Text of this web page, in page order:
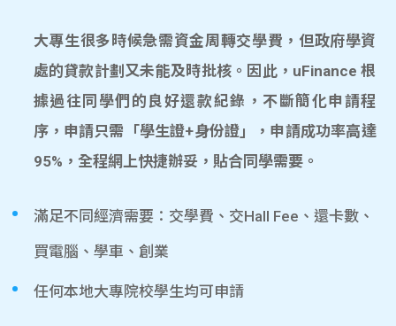
大專生很多時候急需資金周轉交學費，但政府學資
處的貸款計劃又未能及時批核。因此，uFinance 根
據過往同學們的良好還款紀錄，不斷簡化申請程
序，申請只需「學生證+身份證」，申請成功率高達
95%，全程網上快捷辦妥，貼合同學需要。
滿足不同經濟需要：交學費、交Hall Fee、還卡數、
買電腦、學車、創業
任何本地大專院校學生均可申請